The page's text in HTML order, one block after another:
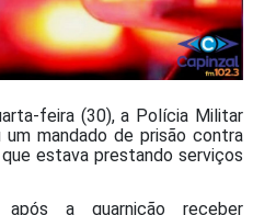
um mandado de prisão contra
estava prestando serviços
a guarnição receber
presença do foragido. Os